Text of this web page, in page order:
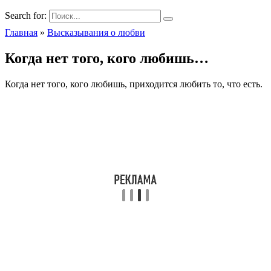
Search for:
Главная » Высказывания о любви
Когда нет того, кого любишь…
Когда нет того, кого любишь, приходится любить то, что есть.